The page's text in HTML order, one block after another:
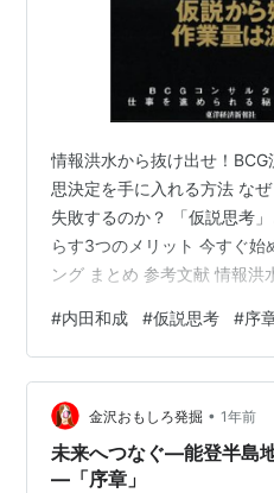
情報洪水から抜け出せ！
思決定を手に入れる方法 な
失敗するのか？ 「仮説思考
らす3つのメリット 今すぐ始
ング まとめ 参考文献 情報洪
かく情報を集めないと、良い
重ねれば、いつか最適な答
なたがこのように考えてい
う名の洪水に飲み込まれ、貴
インかもしれません。 現代
海です。私たちは日々、数え
#内田和成 #仮説思考 #序
金沢おもしろ発掘 • 1年前
未来へつなぐ―能登半島
―「序章」